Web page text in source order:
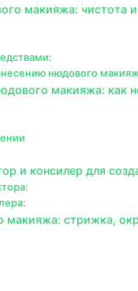
макияжа: чистота
нюдового
макияжа: как
и консилер для
макияжа: стрижка,